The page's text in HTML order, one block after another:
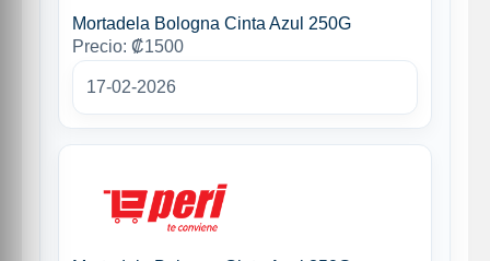
Mortadela Bologna Cinta Azul 250G
Precio: ₡1500
17-02-2026